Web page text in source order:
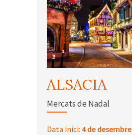
ALSACIA
Mercats de Nadal
Data inici: 4 de desembre